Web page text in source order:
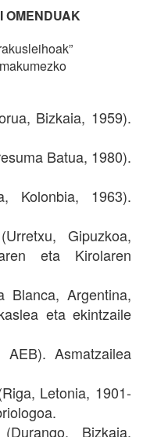
OMENDUAK
Bizkaia, 1959).
Batua, 1980).
Kolonbia, 1963).
Gipuzkoa,
eta Kirolaren
Blanca, Argentina,
eta ekintzaile
Asmatzailea
Letonia, 1901-
Bizkaia,